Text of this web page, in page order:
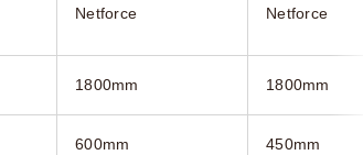
Netforce Netforce
1800mm 1800mm
600mm 450mm